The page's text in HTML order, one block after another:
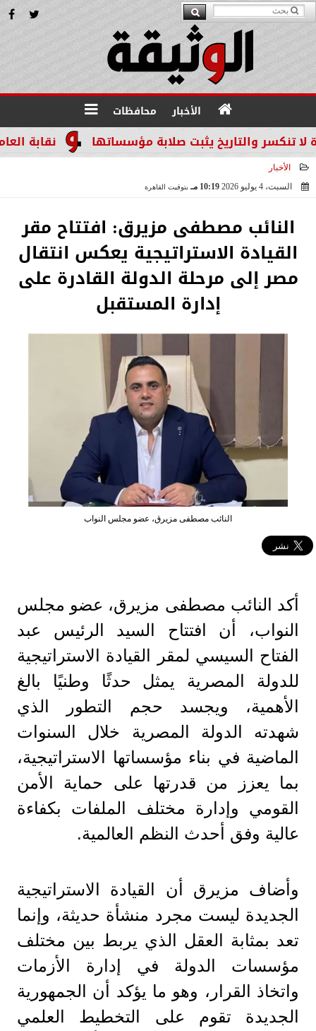
الأخبار محافظات
نقابة والتاريخ يثبت صلابة مؤسساتها
الأخبار
السبت، 4 يوليو 2026
10:19 مـ بتوقيت القاهرة
النائب مصطفى مزيرق: افتتاح مقر
القيادة الاستراتيجية يعكس انتقال
مصر إلى مرحلة الدولة القادرة على
إدارة المستقبل
النائب مصطفى مزيرق، عضو مجلس النواب
أكد النائب مصطفى مزيرق، عضو مجلس
النواب، أن افتتاح السيد الرئيس عبد
الفتاح السيسي لمقر القيادة الاستراتيجية
للدولة المصرية يمثل حدثًا وطنيًا بالغ
الأهمية، ويجسد حجم التطور الذي
شهدته الدولة المصرية خلال السنوات
الماضية في بناء مؤسساتها الاستراتيجية،
بما يعزز من قدرتها على حماية الأمن
القومي وإدارة مختلف الملفات بكفاءة
عالية وفق أحدث النظم العالمية.
وأضاف مزيرق أن القيادة الاستراتيجية
الجديدة ليست مجرد منشأة حديثة، وإنما
تعد بمثابة العقل الذي يربط بين مختلف
مؤسسات الدولة في إدارة الأزمات
واتخاذ القرار، وهو ما يؤكد أن الجمهورية
الجديدة تقوم على التخطيط العلمي